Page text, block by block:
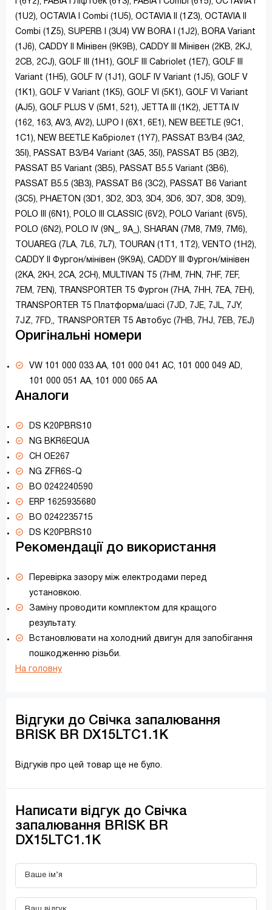
I (6Y2), FABIA I Ліфтбек (6Y3), FABIA I Combi (6Y5), OCTAVIA I
(1U2), OCTAVIA I Combi (1U5), OCTAVIA II (1Z3), OCTAVIA II
Combi (1Z5), SUPERB I (3U4) VW BORA I (1J2), BORA Variant
(1J6), CADDY II Мінівен (9K9B), CADDY III Мінівен (2KB, 2KJ,
2CB, 2CJ), GOLF III (1H1), GOLF III Cabriolet (1E7), GOLF III
Variant (1H5), GOLF IV (1J1), GOLF IV Variant (1J5), GOLF V
(1K1), GOLF V Variant (1K5), GOLF VI (5K1), GOLF VI Variant
(AJ5), GOLF PLUS V (5M1, 521), JETTA III (1K2), JETTA IV
(162, 163, AV3, AV2), LUPO I (6X1, 6E1), NEW BEETLE (9C1,
1C1), NEW BEETLE Кабріолет (1Y7), PASSAT B3/B4 (3A2,
35I), PASSAT B3/B4 Variant (3A5, 35I), PASSAT B5 (3B2),
PASSAT B5 Variant (3B5), PASSAT B5.5 Variant (3B6),
PASSAT B5.5 (3B3), PASSAT B6 (3C2), PASSAT B6 Variant
(3C5), PHAETON (3D1, 3D2, 3D3, 3D4, 3D6, 3D7, 3D8, 3D9),
POLO III (6N1), POLO III CLASSIC (6V2), POLO Variant (6V5),
POLO (6N2), POLO IV (9N_, 9A_), SHARAN (7M8, 7M9, 7M6),
TOUAREG (7LA, 7L6, 7L7), TOURAN (1T1, 1T2), VENTO (1H2),
CADDY II Фургон/мінівен (9K9A), CADDY III Фургон/мінівен
(2KA, 2KH, 2CA, 2CH), MULTIVAN T5 (7HM, 7HN, 7HF, 7EF,
7EM, 7EN), TRANSPORTER T5 Фургон (7HA, 7HH, 7EA, 7EH),
TRANSPORTER T5 Платформа/шасі (7JD, 7JE, 7JL, 7JY,
7JZ, 7FD,, TRANSPORTER T5 Автобус (7HB, 7HJ, 7EB, 7EJ)
Оригінальні номери
VW 101 000 033 AA, 101 000 041 AC, 101 000 049 AD,
101 000 051 AA, 101 000 065 AA
Аналоги
DS K20PBRS10
NG BKR6EQUA
CH OE267
NG ZFR6S-Q
BO 0242240590
ERP 1625935680
BO 0242235715
DS K20PBRS10
Рекомендації до використання
Перевірка зазору між електродами перед
установкою.
Заміну проводити комплектом для кращого
результату.
Встановлювати на холодний двигун для запобігання
пошкодженню різьби.
На головну
Відгуки до Свічка запалювання
BRISK BR DX15LTC1.1K
Відгуків про цей товар ще не було.
Написати відгук до Свічка
запалювання BRISK BR
DX15LTC1.1K